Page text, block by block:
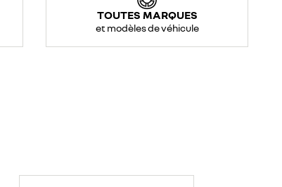
TOUTES MARQUES
et modèles de véhicule